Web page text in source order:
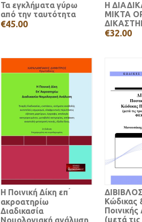
Τα εγκλήματα γύρω
από την ταυτότητα
€45.00
Η
ΜΙΚΤΑ
€32.00
Η Ποινική Δίκη επ ́
ακροατηρίω
Διαδικασία
Νομολογιακή ανάλυση
Κώδικας
Ποινικής
(μετά τις